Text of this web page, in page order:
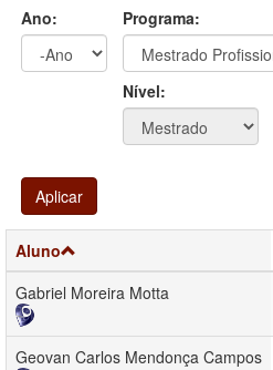
Ano:
Programa:
Nível:
Aplicar
Aluno
Gabriel Moreira Motta
Geovan Carlos Mendonça Campos